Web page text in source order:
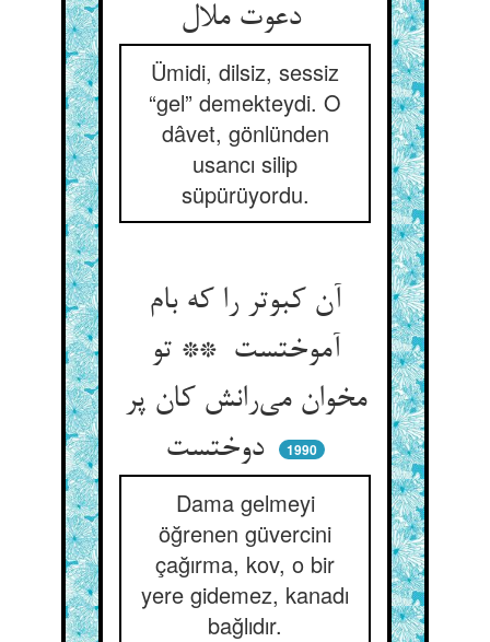
دعوت ملال
Ümidi, dilsiz, sessiz
“gel” demekteydi. O
dâvet, gönlünden
usancı silip
süpürüyordu.
آن کبوتر را که بام
آموختست ** تو
مخوان می‌رانش کان پر
دوختست
1990
Dama gelmeyi
öğrenen güvercini
çağırma, kov, o bir
yere gidemez, kanadı
bağlıdır.